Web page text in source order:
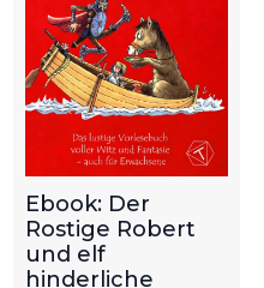
Ebook: Der
Rostige Robert
und elf
hinderliche